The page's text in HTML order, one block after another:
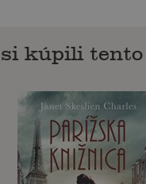
kúpili